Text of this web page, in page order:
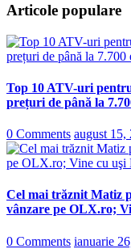
Articole populare
Top 10 ATV-uri
prețuri de până la
0 Comments august 15,
Cel mai trăznit Matiz
vânzare pe OLX.ro;
0 Comments ianuarie